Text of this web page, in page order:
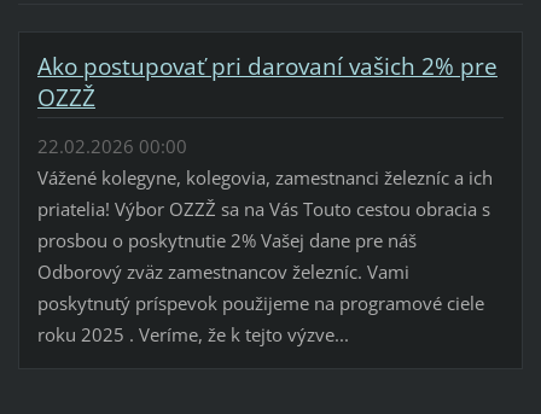
Ako postupovať pri darovaní vašich 2% pre
OZZŽ
22.02.2026 00:00
Vážené kolegyne, kolegovia, zamestnanci železníc a ich
priatelia! Výbor OZZŽ sa na Vás Touto cestou obracia s
prosbou o poskytnutie 2% Vašej dane pre náš
Odborový zväz zamestnancov železníc. Vami
poskytnutý príspevok použijeme na programové ciele
roku 2025 . Veríme, že k tejto výzve...